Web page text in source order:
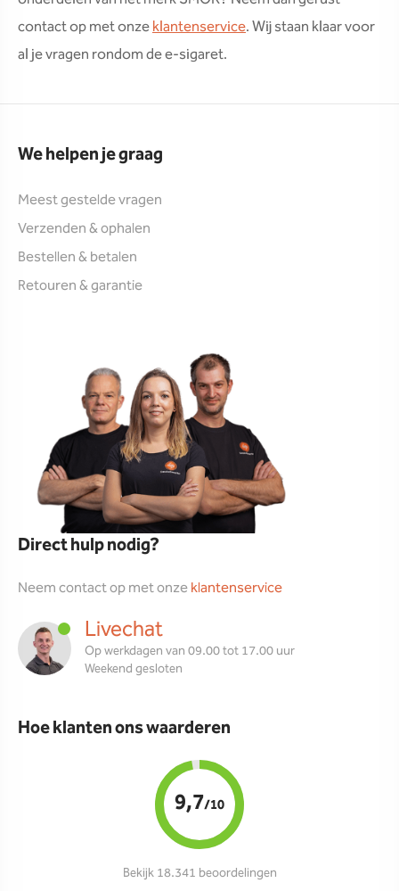
contact op met onzeklantenservice. Wij staan klaar voor
al je vragen rondom de e-sigaret.
We helpen je graag
Meest gestelde vragen
Verzenden & ophalen
Bestellen & betalen
Retouren & garantie
Direct hulp nodig?
Neem contact op met onzeklantenservice
Livechat
Op werkdagen van 09.00 tot 17.00 uur
Weekend gesloten
Hoe klanten ons waarderen
9,7/10
Bekijk 18.341 beoordelingen